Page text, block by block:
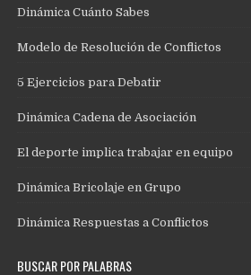
Dinámica Cuánto Sabes
Modelo de Resolución de Conflictos
5 Ejercicios para Debatir
Dinámica Cadena de Asociación
El deporte implica trabajar en equipo
Dinámica Bricolaje en Grupo
Dinámica Respuestas a Conflictos
BUSCAR POR PALABRAS